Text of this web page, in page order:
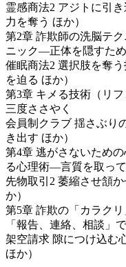
霊感商法2 アジトに引
力を奪う ほか）
第2章 詐欺師の洗脳テ
ニック—正体を隠すた
催眠商法2 選択肢を奪
を迫る ほか）
第3章 キメる技術（リ
三度ささやく
会員制クラブ 揺さぶり
き出す ほか）
第4章 逃がさないため
る心理術—言質を取っ
先物取引2 萎縮させ頷
か）
第5章 詐欺の「カラク
「報告、連絡、相談」
架空請求 隙につけ込む
ほか）